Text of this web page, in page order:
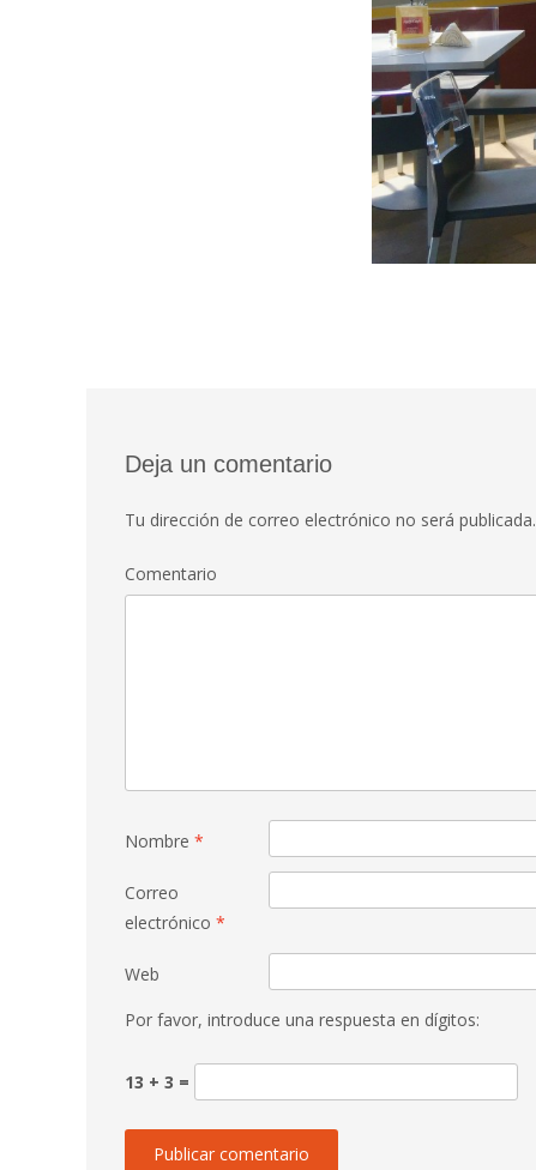
Deja un comentario
Tu dirección de correo electrónico no será publicada.
Comentario
Nombre *
Correo
electrónico *
Web
Por favor, introduce una respuesta en dígitos:
13 + 3 =